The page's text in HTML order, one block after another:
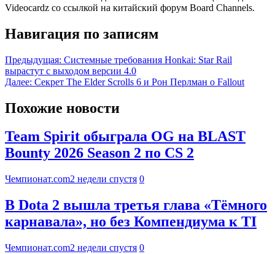
Videocardz со ссылкой на китайский форум Board Channels.
Навигация по записям
Предыдущая: Системные требования Honkai: Star Rail
вырастут с выходом версии 4.0
Далее: Секрет The Elder Scrolls 6 и Рон Перлман о Fallout
Похожие новости
Team Spirit обыграла OG на BLAST
Bounty 2026 Season 2 по CS 2
Чемпионат.com2 недели спустя 0
В Dota 2 вышла третья глава «Тёмного
карнавала», но без Компендиума к TI
Чемпионат.com2 недели спустя 0